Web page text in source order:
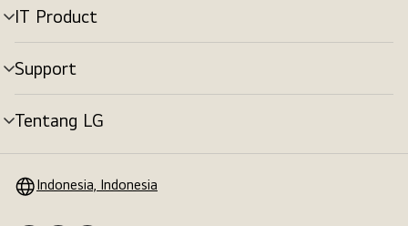
IT Product
tombol
menu
Support
tombol
menu
Tentang LG
tombol
Indonesia, Indonesia